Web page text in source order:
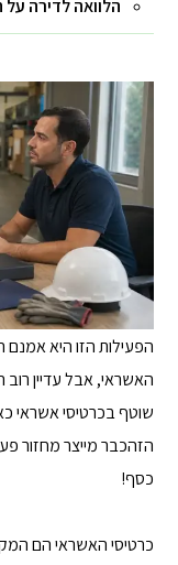
הלוואה לדירה
הפעילות הזו היא אמנם
האשראי, אבל עדיין
שוטף בכרטיסי אשראי
כסף!
כרטיסי האשראי הם